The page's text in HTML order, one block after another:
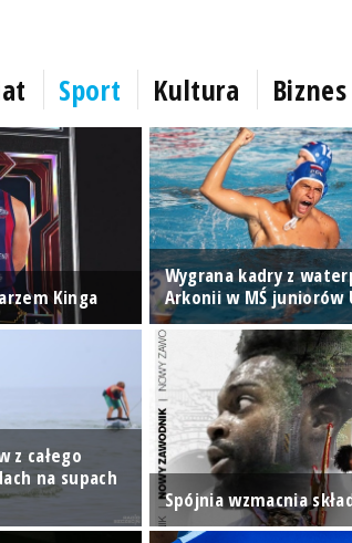
Sport Kultura Biznes
Kinga
Wygrana kadry z
Arkonii w MŚ juniorów
z całego
na supach
Spójnia wzmacnia